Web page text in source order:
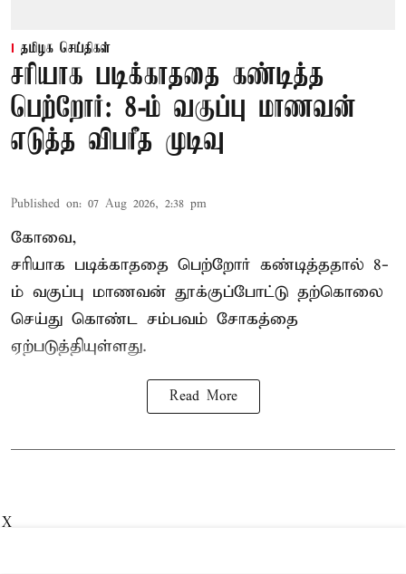
தமிழக செய்திகள்
சரியாக படிக்காததை கண்டித்த
பெற்றோர்: 8-ம் வகுப்பு மாணவன்
எடுத்த விபரீத முடிவு
Published on: 07 Aug 2026, 2:38 pm
கோவை,
சரியாக படிக்காததை பெற்றோர் கண்டித்ததால் 8-
ம் வகுப்பு மாணவன் தூக்குப்போட்டு தற்கொலை
செய்து கொண்ட சம்பவம் சோகத்தை
ஏற்படுத்தியுள்ளது.
Read More
X